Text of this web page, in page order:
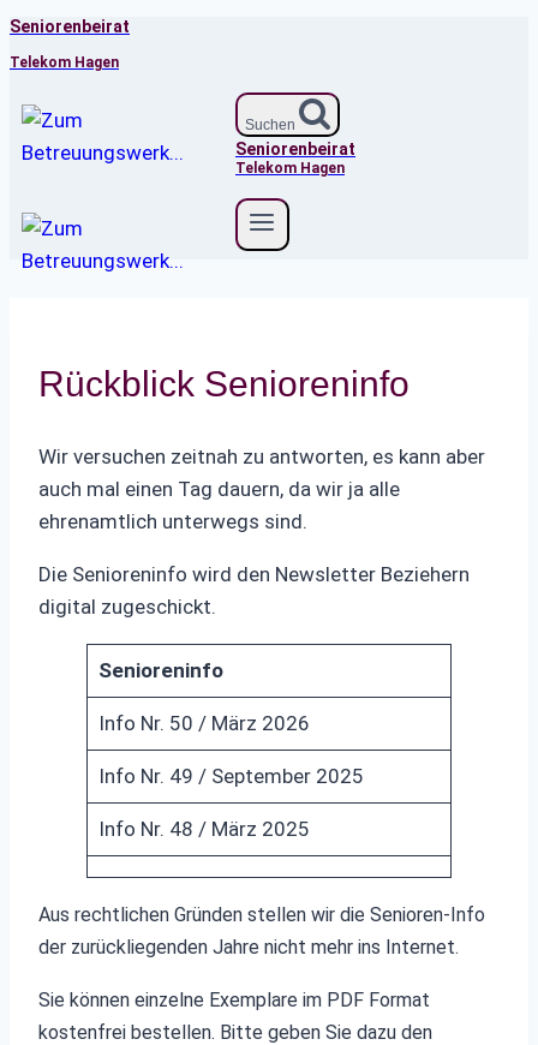
Zum
Inhalt
Seniorenbeirat
Telekom Hagen
Suchen
Seniorenbeirat
Telekom Hagen
Rückblick Senioreninfo
Wir versuchen zeitnah zu antworten, es kann aber
auch mal einen Tag dauern, da wir ja alle
ehrenamtlich unterwegs sind.
Die Senioreninfo wird den Newsletter Beziehern
digital zugeschickt.
Senioreninfo
Info Nr. 50 / März 2026
Info Nr. 49 / September 2025
Info Nr. 48 / März 2025
Aus rechtlichen Gründen stellen wir die Senioren-Info
der zurückliegenden Jahre nicht mehr ins Internet.
Sie können einzelne Exemplare im PDF Format
kostenfrei bestellen. Bitte geben Sie dazu den